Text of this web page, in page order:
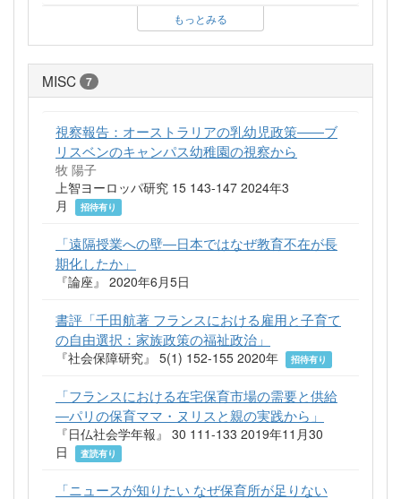
もっとみる
MISC 7
視察報告：オーストラリアの乳幼児政策――ブ
リスベンのキャンパス幼稚園の視察から
牧 陽子
上智ヨーロッパ研究 15 143-147 2024年3
月
招待有り
「遠隔授業への壁―日本ではなぜ教育不在が長
期化したか」
『論座』 2020年6月5日
書評「千田航著 フランスにおける雇用と子育て
の自由選択：家族政策の福祉政治」
『社会保障研究』 5(1) 152-155 2020年 招待有り
「フランスにおける在宅保育市場の需要と供給
―パリの保育ママ・ヌリスと親の実践から」
『日仏社会学年報』 30 111-133 2019年11月30
日
査読有り
「ニュースが知りたい なぜ保育所が足りない